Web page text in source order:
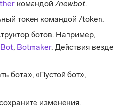
командой/newbot.
токен командой /token.
ботов. Например,
, Botmaker. Действия везде
бота», «Пустой бот»,
изменения.